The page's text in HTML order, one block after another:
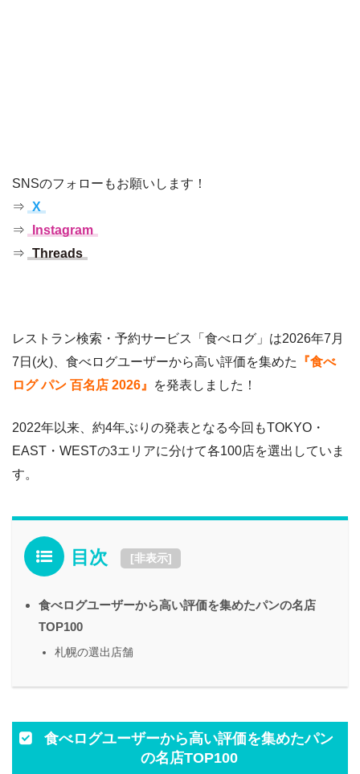
SNSのフォローもお願いします！
⇒ X
⇒
Instagram
⇒ Threads
レストラン検索・予約サービス「食べログ」は2026年7月
7日(火)、食べログユーザーから高い評価を集めた
『食べ
ログ パン 百名店 2026』
を発表しました！
2022年以来、約4年ぶりの発表となる今回もTOKYO・
EAST・WESTの3エリアに分けて各100店を選出していま
す。
目次 [非表示]
食べログユーザーから高い評価を集めたパンの名店
TOP100
札幌の選出店舗
食べログユーザーから高い評価を集めたパン
の名店TOP100